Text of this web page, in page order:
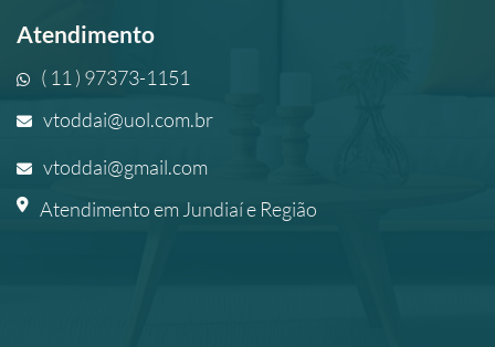
Atendimento
( 11 ) 97373-1151
vtoddai@uol.com.br
vtoddai@gmail.com
Atendimento em Jundiaí e Região